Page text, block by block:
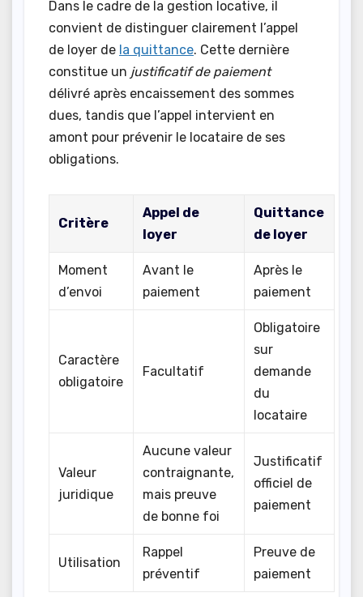
Dans le cadre de la gestion locative, il
convient de distinguer clairement l’appel
de loyer de la quittance. Cette dernière
constitue un justificatif de paiement
délivré après encaissement des sommes
dues, tandis que l’appel intervient en
amont pour prévenir le locataire de ses
obligations.
Critère
Appel de
loyer
Quittance
de loyer
Moment
d’envoi
Avant le
paiement
Après le
paiement
Caractère
obligatoire
Facultatif
Obligatoire
sur
demande
du
locataire
Valeur
juridique
Aucune valeur
contraignante,
mais preuve
de bonne foi
Justificatif
officiel de
paiement
Utilisation
Rappel
préventif
Preuve de
paiement